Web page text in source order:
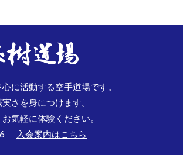
に活動する空手道場です。
さを身につけます。
気軽に体験ください。
入会案内はこちら